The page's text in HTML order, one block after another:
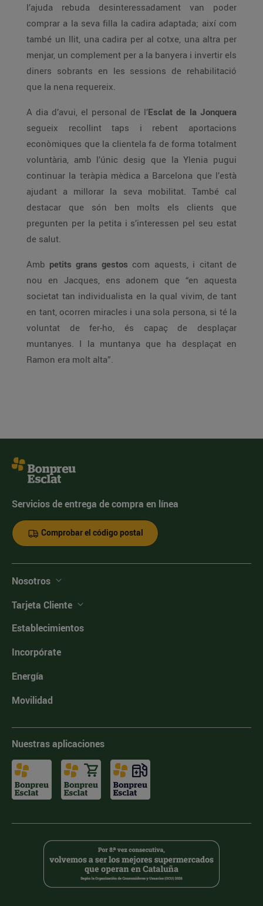
l’ajuda rebuda desinteressadament van poder
comprar a la seva filla la cadira adaptada; així com
també un llit, una cadira per al cotxe, una altra per
menjar, un complement per a la banyera i invertir els
diners sobrants en les sessions de rehabilitació
que la nena requereix.
A dia d’avui, el personal de l’Esclat de la Jonquera
segueix recollint taps i rebent aportacions
econòmiques que la clientela fa de forma totalment
voluntària, amb l’únic desig que la Ylenia pugui
continuar la teràpia mèdica a Barcelona que l’està
ajudant a millorar la seva mobilitat. També cal
destacar que són ben molts els clients que
pregunten per la petita i s’interessen pel seu estat
de salut.
Amb petits grans gestos com aquests, i citant de
nou en Jacques, ens adonem que “en aquesta
societat tan individualista en la qual vivim, de tant
en tant, ocorren miracles i una sola persona, si té la
voluntat de fer-ho, és capaç de desplaçar
muntanyes. I la muntanya que ha desplaçat en
Ramon era molt alta”.
Servicios de entrega de compra en línea
Comprobar el código postal
Nosotros
Tarjeta Cliente
Establecimientos
Incorpórate
Energía
Movilidad
Nuestras aplicaciones